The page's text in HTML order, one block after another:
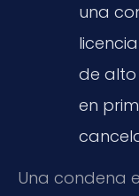
una
de alto
en
Una condena